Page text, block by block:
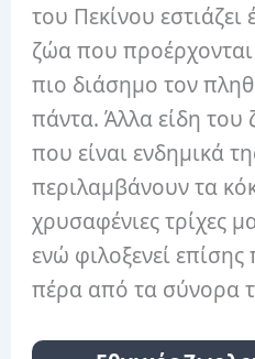
του Πεκίνου
ζώα που
πιο διάσημο τον
πάντα. Άλλα είδη
που είναι ενδημικά
περιλαμβάνουν τα
χρυσαφένιες τρίχες
ενώ φιλοξενεί
πέρα ​​από τα σύνορα